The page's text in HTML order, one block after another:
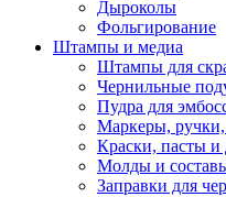
Дыроколы
Фольгирование
Штампы и медиа
Штампы для
Чернильные
Пудра для
Маркеры,
Краски, пасты и
Молды и
Заправки для